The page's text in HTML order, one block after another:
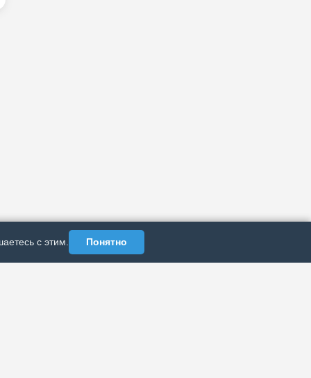
с этим. Понятно